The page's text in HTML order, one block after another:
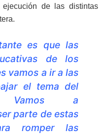
de las distintas
es que las
de los
vamos a ir a las
el tema del
Vamos a
parte de estas
romper las